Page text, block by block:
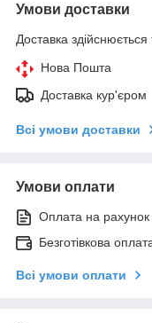
Умови доставки
Доставка здійснюється
Нова Пошта
Доставка кур'єром
Всі умови доставки
Умови оплати
Оплата на рахунок
Безготівкова
Всі умови оплати